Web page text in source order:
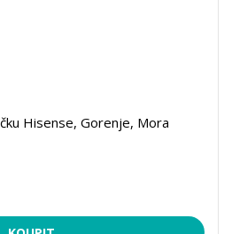
Hisense, Gorenje, Mora